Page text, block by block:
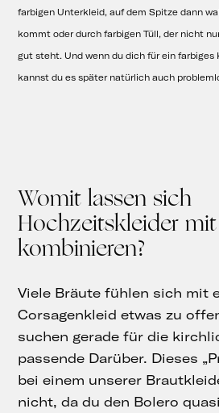
farbigen Unterkleid, auf dem Spitze dann
kommt oder durch farbigen Tüll, der nicht
gut steht. Und wenn du dich für ein
kannst du es später natürlich auch
Womit lassen sich
Hochzeitskleider
kombinieren?
Viele Bräute fühlen sich mit
Corsagenkleid etwas zu
suchen gerade für die
passende Darüber. Dieses
bei einem unserer
nicht, da du den Bolero